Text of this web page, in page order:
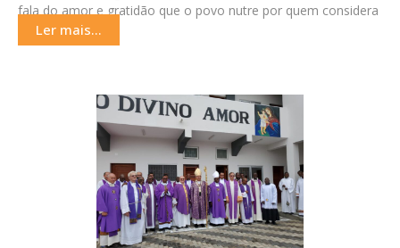
fala do amor e gratidão que o povo nutre por quem considera
um membro da família.
Ler mais...